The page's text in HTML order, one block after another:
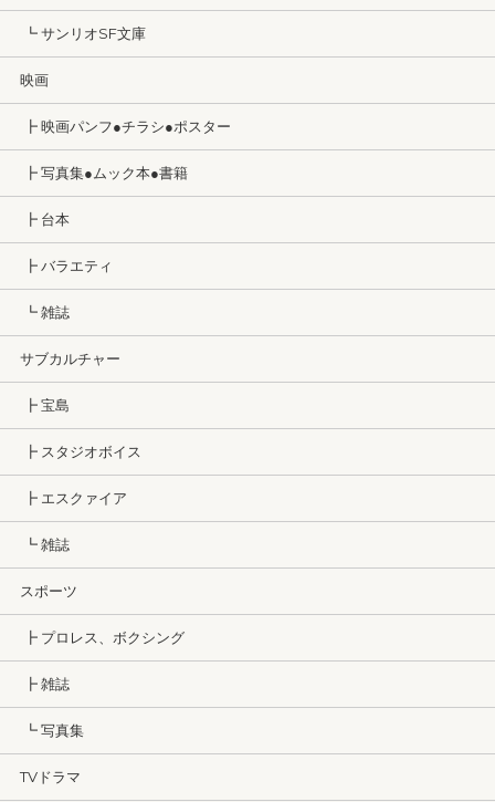
┗ サンリオSF文庫
映画
┣ 映画パンフ●チラシ●ポスター
┣ 写真集●ムック本●書籍
┣ 台本
┣ バラエティ
┗ 雑誌
サブカルチャー
┣ 宝島
┣ スタジオボイス
┣ エスクァイア
┗ 雑誌
スポーツ
┣ プロレス、ボクシング
┣ 雑誌
┗ 写真集
TVドラマ